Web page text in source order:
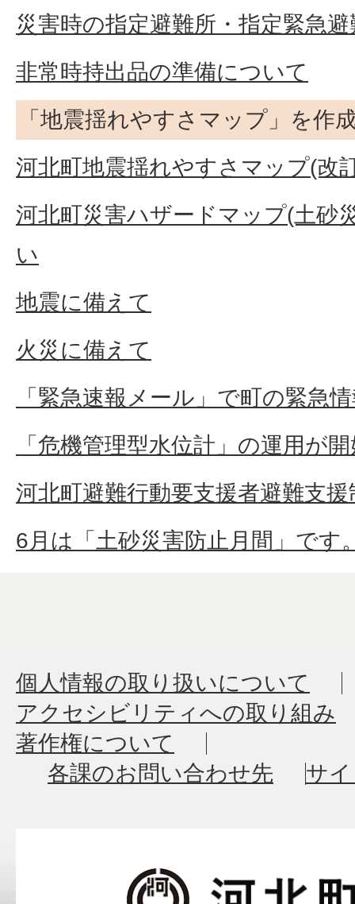
災害時の指定避難所・指定緊急
非常時持出品の準備について
「地震揺れやすさマップ」を作
河北町地震揺れやすさマップ(改
河北町災害ハザードマップ(土砂
い
地震に備えて
火災に備えて
「緊急速報メール」で町の緊急
「危機管理型水位計」の運用が
河北町避難行動要支援者避難支援
6月は「土砂災害防止月間」です
個人情報の取り扱いについて
アクセシビリティへの取り組み
著作権について
各課のお問い合わせ先
サ